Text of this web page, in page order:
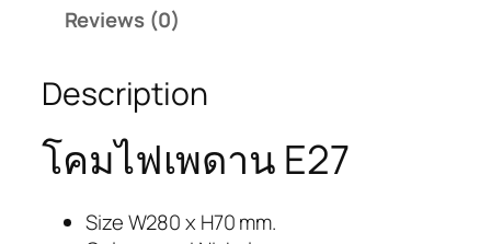
Reviews (0)
Description
โคมไฟเพดาน E27
Size W280 x H70 mm.